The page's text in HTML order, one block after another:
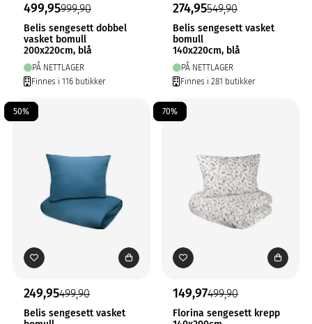
499,95999,90
Belis sengesett dobbel
vasket bomull
200x220cm, blå
PÅ NETTLAGER
Finnes i 116 butikker
274,95549,90
Belis sengesett vasket
bomull
140x220cm, blå
PÅ NETTLAGER
Finnes i 281 butikker
50%
249,95499,90
Belis sengesett vasket
70%
149,97499,90
Florina sengesett krepp